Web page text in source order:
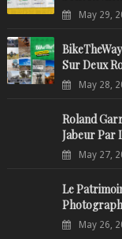
May 29,
Sur Deux
May 28,
Roland
Jabeur Par
May 27,
Le
May 26,